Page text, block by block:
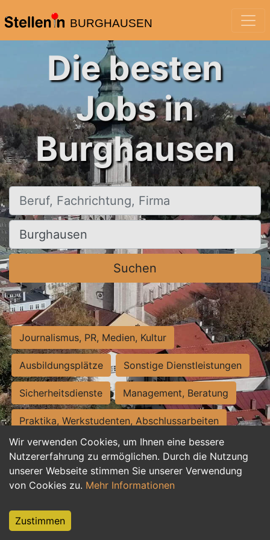
BURGHAUSEN
Wir verwenden Cookies, um Ihnen eine bessere
Nutzererfahrung zu ermöglichen. Durch die Nutzung
unserer Webseite stimmen Sie unserer Verwendung
von Cookies zu. Mehr Informationen
Zustimmen
Die besten
Jobs in
Burghausen
Beruf, Fachrichtung, Firma
Ort, Stadt
Suchen
Journalismus, PR, Medien, Kultur
Ausbildungsplätze Sonstige Dienstleistungen
Sicherheitsdienste Management, Beratung
Praktika, Werkstudenten, Abschlussarbeiten
Personalwesen Assistenz, Sekretariat
Hilfskräfte, Aushilfs- und Nebenjobs
Weiterbildung, Studium, duale Ausbildung